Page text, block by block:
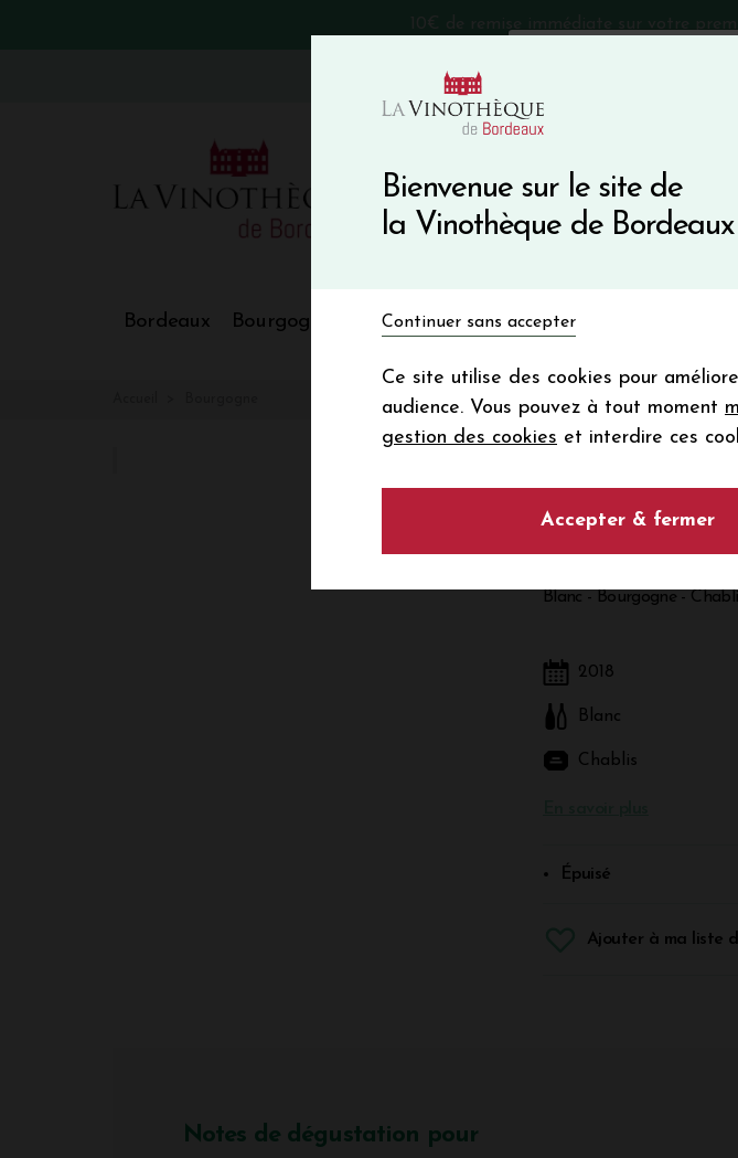
Bienvenue sur le site de
la Vinothèque de Bordeaux
Continuer sans accepter
Ce site utilise des cookies pour
audience. Vous pouvez à tout moment
gestion des cookies et interdire ces
Accepter & fermer
VinoBlog
Bordeaux Bourgogne Nos Régions Vins du monde
Blanc - Bourgogne -
2018
Blanc
Chablis
Épuisé
Ajouter à ma liste
Notes de dégustation pour
En
Vinothèque